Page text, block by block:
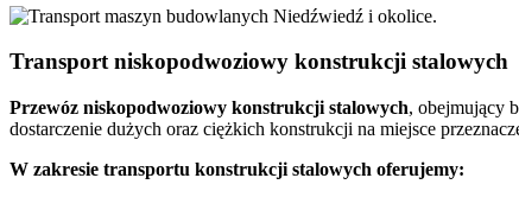
Transport niskopodwoziowy konstrukcji stalowych
Przewóz niskopodwoziowy konstrukcji stalowych, obejmujący
dostarczenie dużych oraz ciężkich konstrukcji na miejsce
W zakresie transportu konstrukcji stalowych oferujemy: